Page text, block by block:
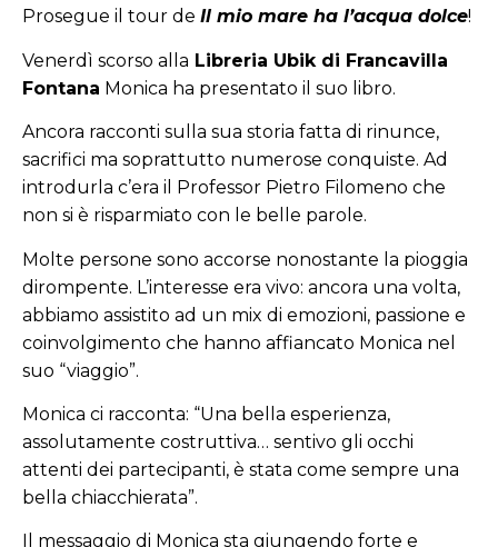
Prosegue il tour de Il mio mare ha l’acqua dolce!
Venerdì scorso alla Libreria Ubik di Francavilla
Fontana Monica ha presentato il suo libro.
Ancora racconti sulla sua storia fatta di rinunce,
sacrifici ma soprattutto numerose conquiste. Ad
introdurla c’era il Professor Pietro Filomeno che
non si è risparmiato con le belle parole.
Molte persone sono accorse nonostante la pioggia
dirompente. L’interesse era vivo: ancora una volta,
abbiamo assistito ad un mix di emozioni, passione e
coinvolgimento che hanno affiancato Monica nel
suo “viaggio”.
Monica ci racconta: “Una bella esperienza,
assolutamente costruttiva… sentivo gli occhi
attenti dei partecipanti, è stata come sempre una
bella chiacchierata”.
Il messaggio di Monica sta giungendo forte e